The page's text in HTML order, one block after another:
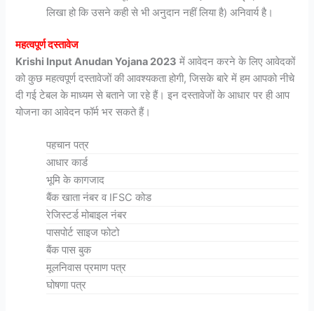
लिखा हो कि उसने कही से भी अनुदान नहीं लिया है) अनिवार्य है।
महत्वपूर्ण दस्तावेज
Krishi Input Anudan Yojana 2023 में आवेदन करने के लिए आवेदकों
को कुछ महत्वपूर्ण दस्तावेजों की आवश्यकता होगी, जिसके बारे में हम आपको नीचे
दी गई टेबल के माध्यम से बताने जा रहे हैं। इन दस्तावेजों के आधार पर ही आप
योजना का आवेदन फॉर्म भर सकते हैं।
पहचान पत्र
आधार कार्ड
भूमि के कागजाद
बैंक खाता नंबर व IFSC कोड
रेजिस्टर्ड मोबाइल नंबर
पासपोर्ट साइज फोटो
बैंक पास बुक
मूलनिवास प्रमाण पत्र
घोषणा पत्र